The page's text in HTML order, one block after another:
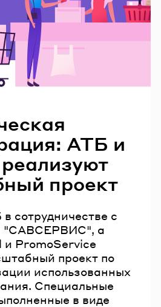
АТБ и
проект
сотрудничестве с
"САВСЕРВИС", а
и PromoService
проект по
использованных
Специальные
в виде